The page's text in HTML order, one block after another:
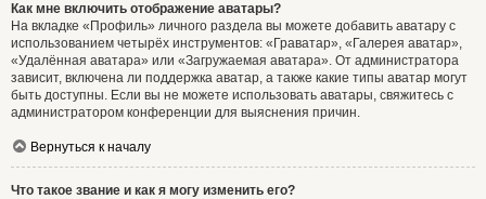
Как мне включить отображение аватары?
На вкладке «Профиль» личного раздела вы можете добавить аватару с
использованием четырёх инструментов: «Граватар», «Галерея аватар»,
«Удалённая аватара» или «Загружаемая аватара». От администратора
зависит, включена ли поддержка аватар, а также какие типы аватар могут
быть доступны. Если вы не можете использовать аватары, свяжитесь с
администратором конференции для выяснения причин.
Вернуться к началу
Что такое звание и как я могу изменить его?